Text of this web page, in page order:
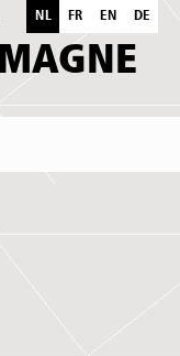
NL FR EN DE